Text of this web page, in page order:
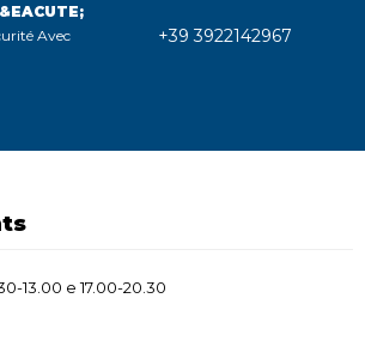
Avec
+39 3922142967
13.00 e 17.00-20.30